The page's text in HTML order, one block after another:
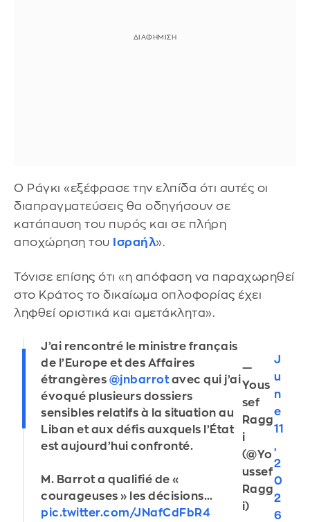
Ο Ράγκι «εξέφρασε την ελπίδα ότι αυτές οι
διαπραγματεύσεις θα οδηγήσουν σε
κατάπαυση του πυρός και σε πλήρη
αποχώρηση του
Ισραήλ».
Τόνισε επίσης ότι «η απόφαση να παραχωρηθεί
στο Κράτος το δικαίωμα οπλοφορίας έχει
ληφθεί οριστικά και αμετάκλητα».
J’ai rencontré le ministre français
de l’Europe et des Affaires
étrangères @jnbarrotavec qui j’ai
évoqué plusieurs dossiers
sensibles relatifs à la situation au
Liban et aux défis auxquels l’État
est aujourd’hui confronté.
M. Barrot a qualifié de «
courageuses » les décisions…
pic.twitter.com/JNafCdFbR4
—
Yous
sef
Ragg
i
(@Yo
ussef
Ragg
i)
J
u
n
e
11
,
2
0
2
6